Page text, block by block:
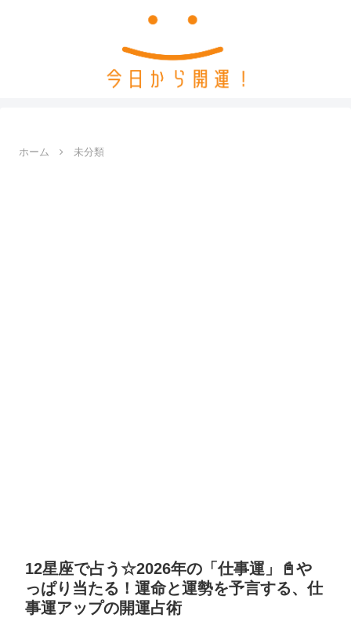
ホーム 未分類
12星座で占う☆2026年の「仕事運」📓や
っぱり当たる！運命と運勢を予言する、仕
事運アップの開運占術